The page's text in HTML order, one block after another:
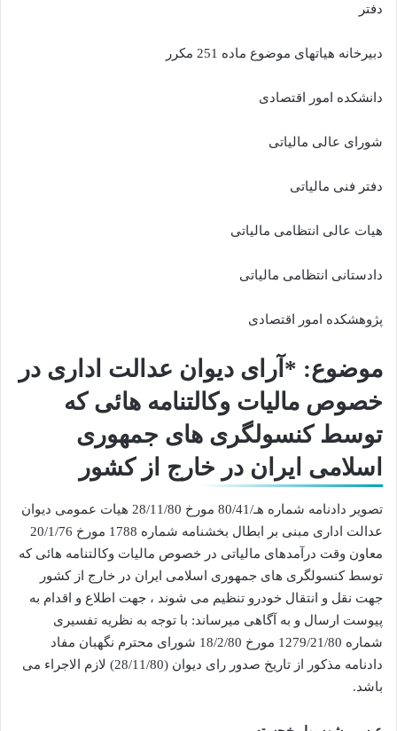
دفتر
دبیرخانه هیاتهای موضوع ماده 251 مکرر
دانشکده امور اقتصادی
شورای عالی مالیاتی
دفتر فنی مالیاتی
هیات عالی انتظامی مالیاتی
دادستانی انتظامی مالیاتی
پژوهشکده امور اقتصادی
موضوع: *آرای دیوان عدالت اداری در
خصوص مالیات وکالتنامه هائی که
توسط کنسولگری های جمهوری
اسلامی ایران در خارج از کشور
تصویر دادنامه شماره هـ/80/41 مورخ 28/11/80 هیات عمومی دیوان
عدالت اداری مبنی بر ابطال بخشنامه شماره 1788 مورخ 20/1/76
معاون وقت درآمدهای مالیاتی در خصوص مالیات وکالتنامه هائی که
توسط کنسولگری های جمهوری اسلامی ایران در خارج از کشور
جهت نقل و انتقال خودرو تنظیم می شوند ، جهت اطلاع و اقدام به
پیوست ارسال و به آگاهی میرساند: با توجه به نظریه تفسیری
شماره 1279/21/80 مورخ 18/2/80 شورای محترم نگهبان مفاد
دادنامه مذکور از تاریخ صدور رای دیوان (28/11/80) لازم الاجراء می
باشد.